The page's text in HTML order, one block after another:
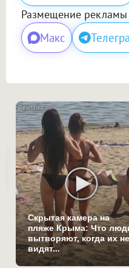
Размещение рекламы
Макс
Скрытая камера на
пляже Крыма: Что
вытворяют, когда их не
видят...